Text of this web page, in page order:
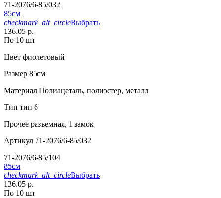
71-2076/6-85/032
85см
checkmark_alt_circleВыбрать
136.05 р.
По 10 шт
Цвет фиолетовый
Размер 85см
Материал Полиацеталь, полиэстер, металл
Тип тип 6
Прочее разъемная, 1 замок
Артикул 71-2076/6-85/032
71-2076/6-85/104
85см
checkmark_alt_circleВыбрать
136.05 р.
По 10 шт